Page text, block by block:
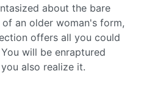
about the bare
of an older woman's form,
offers all you could
will be enraptured
also realize it.